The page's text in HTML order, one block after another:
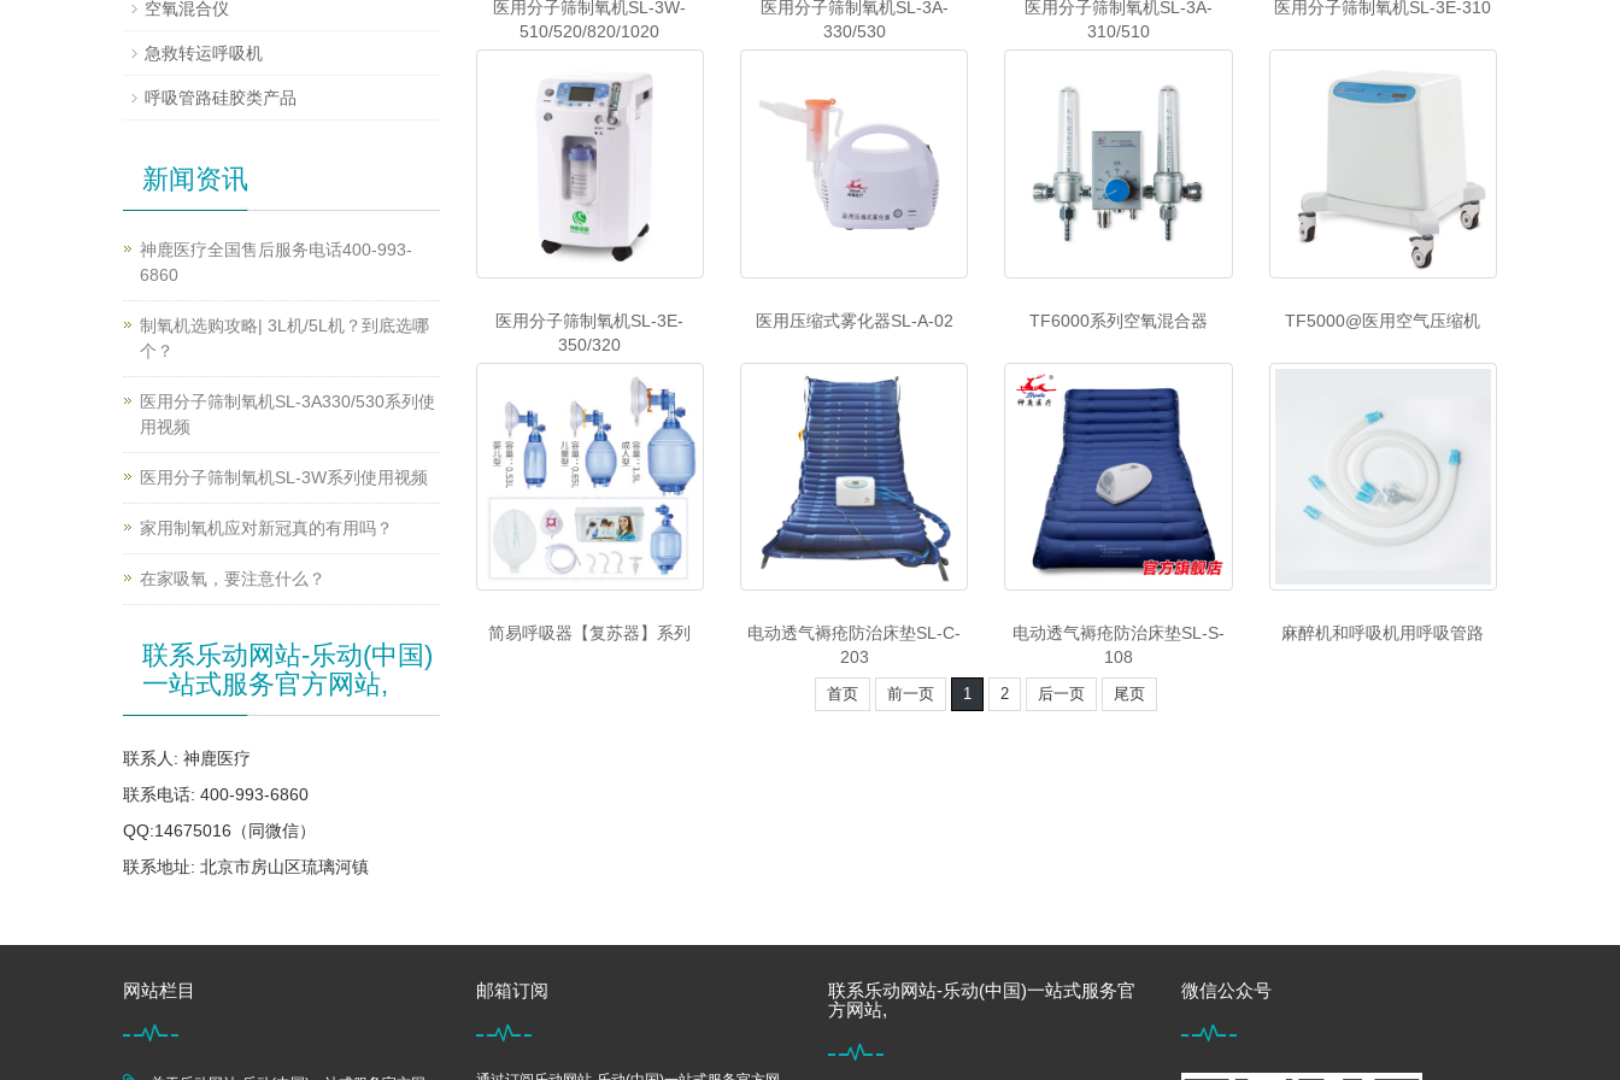
医用分子筛制氧机SL-3W-
510/520/820/1020
医用分子筛制氧机SL-3A-
330/530
医用分子筛制氧机SL-3A-
310/510
医用分子筛制氧机SL-3E-310
医用分子筛制氧机SL-3E-
350/320
医用压缩式雾化器SL-A-02 TF6000系列空氧混合器 TF5000@医用空气压缩机
简易呼吸器【复苏器】系列
电动透气褥疮防治床垫SL-C-
203
电动透气褥疮防治床垫SL-S-
108
麻醉机和呼吸机用呼吸管路
首页 前一页 1 2 后一页 尾页
空氧混合仪
急救转运呼吸机
呼吸管路硅胶类产品
新闻资讯
神鹿医疗全国售后服务电话400-993-
6860
制氧机选购攻略| 3L机/5L机？到底选哪
个？
医用分子筛制氧机SL-3A330/530系列使
用视频
医用分子筛制氧机SL-3W系列使用视频
家用制氧机应对新冠真的有用吗？
在家吸氧，要注意什么？
联系乐动网站-乐动(中国)
一站式服务官方网站,
联系人: 神鹿医疗
联系电话: 400-993-6860
QQ:14675016（同微信）
联系地址: 北京市房山区琉璃河镇
网站栏目 邮箱订阅
联系乐动网站-乐动(中国)一站式服务官
方网站,
微信公众号